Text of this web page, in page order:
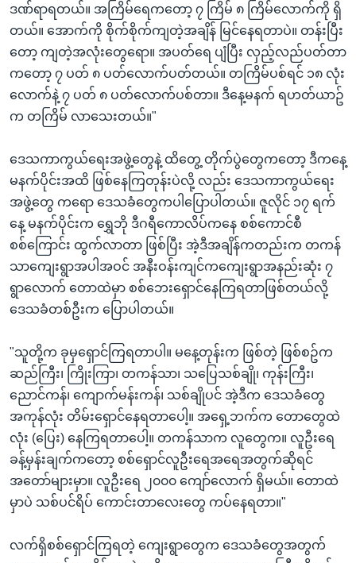
ဒဏ်ရာရတယ်။ အကြိမ်ရေကတော့ ၇ ကြိမ် ၈ ကြိမ်လောက်ကို ရှိ
တယ်။ အောက်ကို စိုက်စိုက်ကျတဲ့အချိန် မြင်နေရတာပဲ။ တန်းပြီး
တော့ ကျတဲ့အလုံးတွေရော။ အပတ်ရေ ပျံပြီး လှည့်လည်ပတ်တာ
ကတော့ ၇ ပတ် ၈ ပတ်လောက်ပတ်တယ်။ တကြိမ်ပစ်ရင် ၁၈ လုံး
လောက်နဲ့ ၇ ပတ် ၈ ပတ်လောက်ပစ်တာ။ ဒီနေ့မနက် ရဟတ်ယာဥ်
က တကြိမ် လာသေးတယ်။"
ဒေသကာကွယ်ရေးအဖွဲ့တွေနဲ့ ထိတွေ့ တိုက်ပွဲတွေကတော့ ဒီကနေ့
မနက်ပိုင်းအထိ ဖြစ်နေကြတုန်းပဲလို့ လည်း ဒေသကာကွယ်ရေး
အဖွဲ့တွေ ကရော ဒေသခံတွေကပါပြောပါတယ်။ ဇူလိုင် ၁၇ ရက်
နေ့ မနက်ပိုင်းက ရွှေဘို ဒီဂရီကောလိပ်ကနေ စစ်ကောင်စီ
စစ်ကြောင်း ထွက်လာတာ ဖြစ်ပြီး အဲ့ဒီအချိန်ကတည်းက တကန်
သာကျေးရွာအပါအဝင် အနီးဝန်းကျင်ကကျေးရွာအနည်းဆုံး ၇
ရွာလောက် တောထဲမှာ စစ်ဘေးရှောင်နေကြရတာဖြစ်တယ်လို့
ဒေသခံတစ်ဦးက ပြောပါတယ်။
"သူတို့က ခုမှရှောင်ကြရတာပါ။ မနေ့တုန်းက ဖြစ်တဲ့ ဖြစ်စဥ်က
ဆည်ကြီး၊ ကြိုးကြာ၊ တကန်သာ၊ သပြေသစ်ချို၊ ကုန်းကြီး၊
ညောင်ကန်၊ ကျောက်မန်းကန်၊ သစ်ချိုပင် အဲ့ဒီက ဒေသခံတွေ
အကုန်လုံး တိမ်းရှောင်နေရတာပေါ့။ အရှေ့ဘက်က တောတွေထဲ
လုံး (ပြေး) နေကြရတာပေါ့။ တကန်သာက လူတွေက။ လူဦးရေ
ခန့်မှန်းချက်ကတော့ စစ်ရှောင်လူဦးရေအရေအတွက်ဆိုရင်
အတော်များမှာ။ လူဦးရေ ၂၀၀၀ ကျော်လောက် ရှိမယ်။ တောထဲ
မှာပဲ သစ်ပင်ရိပ် ကောင်းတာလေးတွေ ကပ်နေရတာ။"
လက်ရှိစစ်ရှောင်ကြရတဲ့ ကျေးရွာတွေက ဒေသခံတွေအတွက်